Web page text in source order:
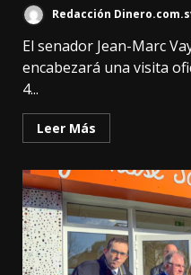
Redacción
El senador Jean-Marc
encabezará una visita
4...
Leer Más